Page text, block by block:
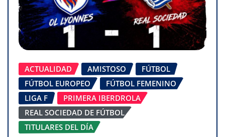
ACTUALIDAD AMISTOSO
FÚTBOL
FÚTBOL EUROPEO
FÚTBOL FEMENINO
LIGA F
PRIMERA IBERDROLA
REAL SOCIEDAD DE FÚTBOL
TITULARES DEL DÍA